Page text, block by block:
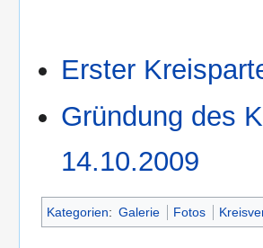
Erster
Gründung des
14.10.2009
Kategorien: Galerie Fotos